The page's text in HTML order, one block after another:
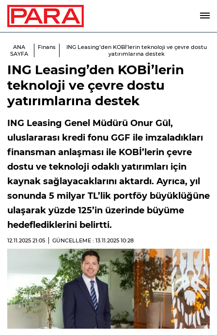
ANA
SAYFA
Finans
ING Leasing’den KOBİ’lerin teknoloji ve çevre dostu
yatırımlarına destek
ING Leasing’den KOBİ’lerin
teknoloji ve çevre dostu
yatırımlarına destek
ING Leasing Genel Müdürü Onur Gül,
uluslararası kredi fonu GGF ile imzaladıkları
finansman anlaşması ile KOBİ’lerin çevre
dostu ve teknoloji odaklı yatırımları için
kaynak sağlayacaklarını aktardı. Ayrıca, yıl
sonunda 5 milyar TL’lik portföy büyüklüğüne
ulaşarak yüzde 125’in üzerinde büyüme
hedeflediklerini belirtti.
12.11.2025 21:05 GÜNCELLEME : 13.11.2025 10:28